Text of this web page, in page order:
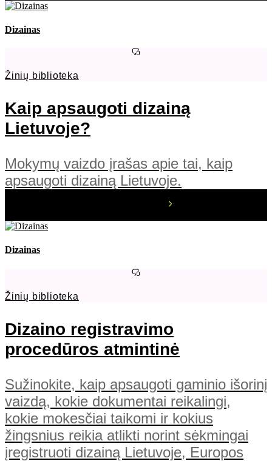
Dizainas
Žinių biblioteka
Kaip apsaugoti dizainą
Lietuvoje?
Mokymų vaizdo įrašas apie tai, kaip
apsaugoti dizainą Lietuvoje.
Dizainas
Žinių biblioteka
Dizaino registravimo
procedūros atmintinė
Sužinokite, kaip apsaugoti gaminio išorinį
vaizdą, kokie dokumentai reikalingi,
kokie mokesčiai taikomi ir kokius
žingsnius reikia atlikti norint sėkmingai
įregistruoti dizainą Lietuvoje, Europos